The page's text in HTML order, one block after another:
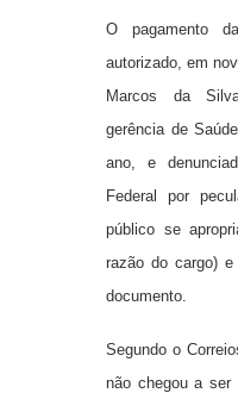
O pagamento
autorizado, em
Marcos da
gerência de
ano, e
Federal por
público se
razão do cargo)
documento.
Segundo o
não chegou a ser